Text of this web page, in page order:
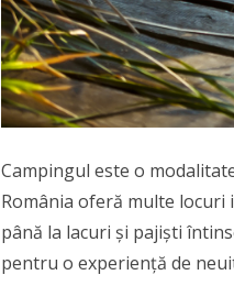
Campingul este o
România oferă multe locuri
până la lacuri și pajiști
pentru o experiență de